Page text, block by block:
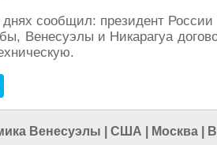
днях сообщил: президент
Венесуэлы и Никарагуа
Венесуэлы США Москва